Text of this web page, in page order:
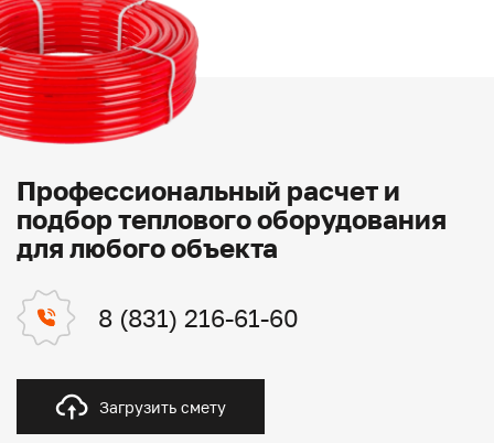
Профессиональный расчет и
подбор теплового оборудования
для любого объекта
8 (831) 216-61-60
Загрузить смету